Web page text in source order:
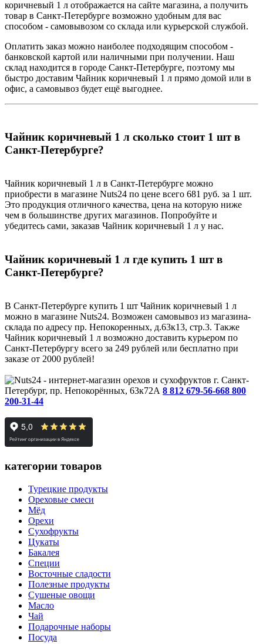
коричневый 1 л отображается на сайте магазина, а получить
товар в Санкт-Петербурге возможно удобным для вас
способом - самовывозом со склада или курьерской службой.
Оплатить заказ можно наиболее подходящим способом -
банковской картой или наличными при получении. Наш
склад находится в городе Санкт-Петербурге, поэтому мы
быстро доставим Чайник коричневый 1 л прямо домой или в
офис, а самовывоз будет ещё выгоднее.
Чайник коричневый 1 л сколько стоит 1 шт в
Санкт-Петербурге?
Чайник коричневый 1 л в Санкт-Петербурге можно
приобрести в магазине Nuts24 по цене всего 681 руб. за 1 шт.
Это продукция отличного качества, цена на которую ниже
чем в большинстве других магазинов. Попробуйте и
убедитесь сами, заказав Чайник коричневый 1 л у нас.
Чайник коричневый 1 л где купить 1 шт в
Санкт-Петербурге?
В Санкт-Петербурге купить 1 шт Чайник коричневый 1 л
можно в магазине Nuts24. Возможен самовывоз из магазина-
склада по адресу пр. Непокоренных, д.63к13, стр.3. Также
Чайник коричневый 1 л возможно доставить курьером по
Санкт-Петербургу всего за 249 рублей или бесплатно при
заказе от 2000 рублей!
г. Санкт-
Петербург, пр. Непокорённых, 63к72А 8 812 679-56-668 800
200-31-44
категории товаров
Турецкие продукты
Ореховые смеси
Мёд
Орехи
Сухофрукты
Цукаты
Бакалея
Специи
Восточные сладости
Полезные продукты
Сушеные овощи
Масло
Чай
Подарочные наборы
Посуда